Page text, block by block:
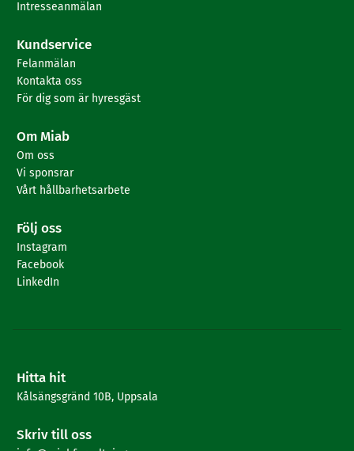
Intresseanmälan
Kundservice
Felanmälan
Kontakta oss
För dig som är hyresgäst
Om Miab
Om oss
Vi sponsrar
Vårt hållbarhetsarbete
Följ oss
Instagram
Facebook
LinkedIn
Hitta hit
Kålsängsgränd 10B, Uppsala
Skriv till oss